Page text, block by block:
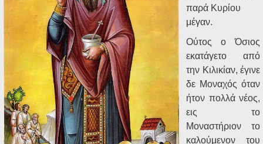
παρά Κυρίου
μέγαν.
Ούτος ο Όσιος
εκατάγετο από
την Κιλικίαν, έγινε
δε Μοναχός όταν
ήτον πολλά νέος,
εις το
Μοναστήριον το
καλούμενον του